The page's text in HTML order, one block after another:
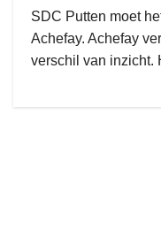
SDC Putten moet
Achefay. Achefay
verschil van